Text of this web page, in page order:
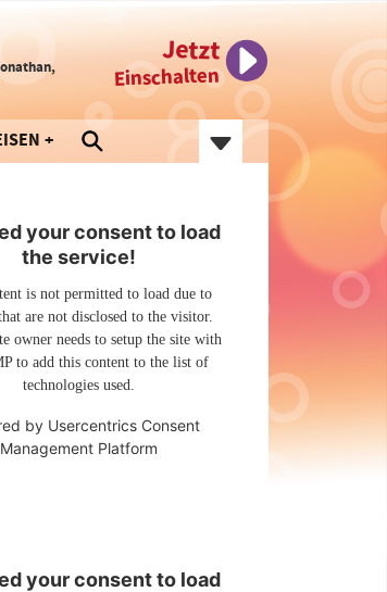
Jetzt
Einschalten
your consent to load
the service!
is not permitted to load due to
are not disclosed to the visitor.
owner needs to setup the site with
to add this content to the list of
technologies used.
by Usercentrics Consent
Management Platform
your consent to load